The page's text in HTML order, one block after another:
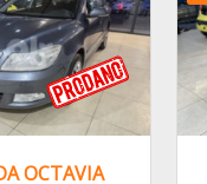
OCTAVIA